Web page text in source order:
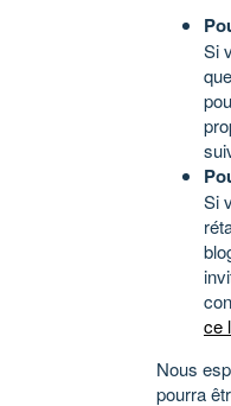
Si
Si
ce
Nous
pourra